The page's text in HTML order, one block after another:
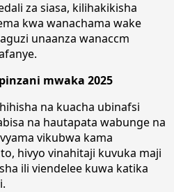
za siasa, kilihakikisha
kwa wanachama wake
unaanza wanaccm
mwaka 2025
na kuacha ubinafsi
na hautapata wabunge na
vikubwa kama
hivyo vinahitaji kuvuka maji
ili viendelee kuwa katika